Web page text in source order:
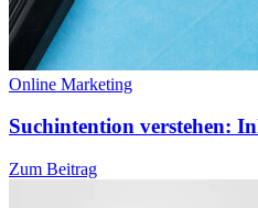
Online Marketing
Suchintention verstehen:
Zum Beitrag